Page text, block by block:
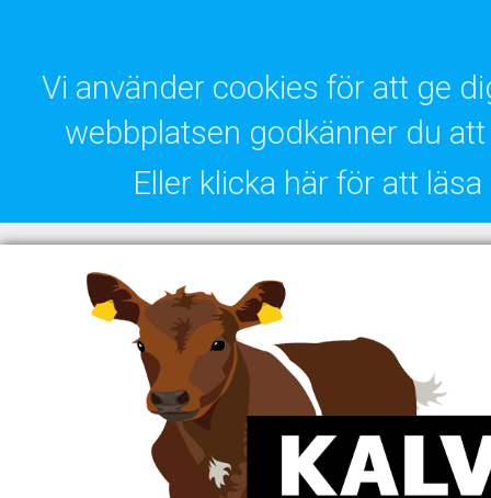
Vi använder cookies för att ge
webbplatsen godkänner du
Eller klicka här för att